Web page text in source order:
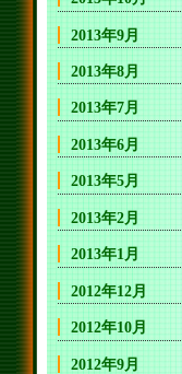
2013年9月
2013年8月
2013年7月
2013年6月
2013年5月
2013年2月
2013年1月
2012年12月
2012年10月
2012年9月